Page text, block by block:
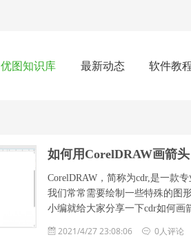
优图知识库 最新动态 软件教
如何用CorelDRAW画箭
CorelDRAW，简称为cdr,是一款
我们常常需要绘制一些特殊的图
小编就给大家分享一下cdr如何画
2021/4/27 23:08:06 0人评论